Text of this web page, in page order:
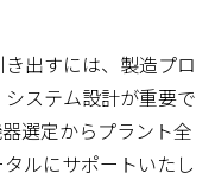
出すには、製造プロ
ステム設計が重要で
選定からプラント全
ルにサポートいたし